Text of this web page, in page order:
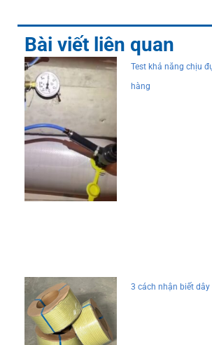
Bài viết liên quan
Test khả năng chịu
hàng
3 cách nhận biết